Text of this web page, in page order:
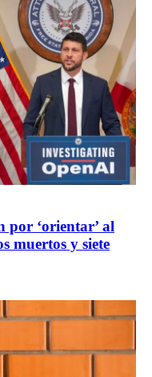
por ‘orientar’ al
muertos y siete